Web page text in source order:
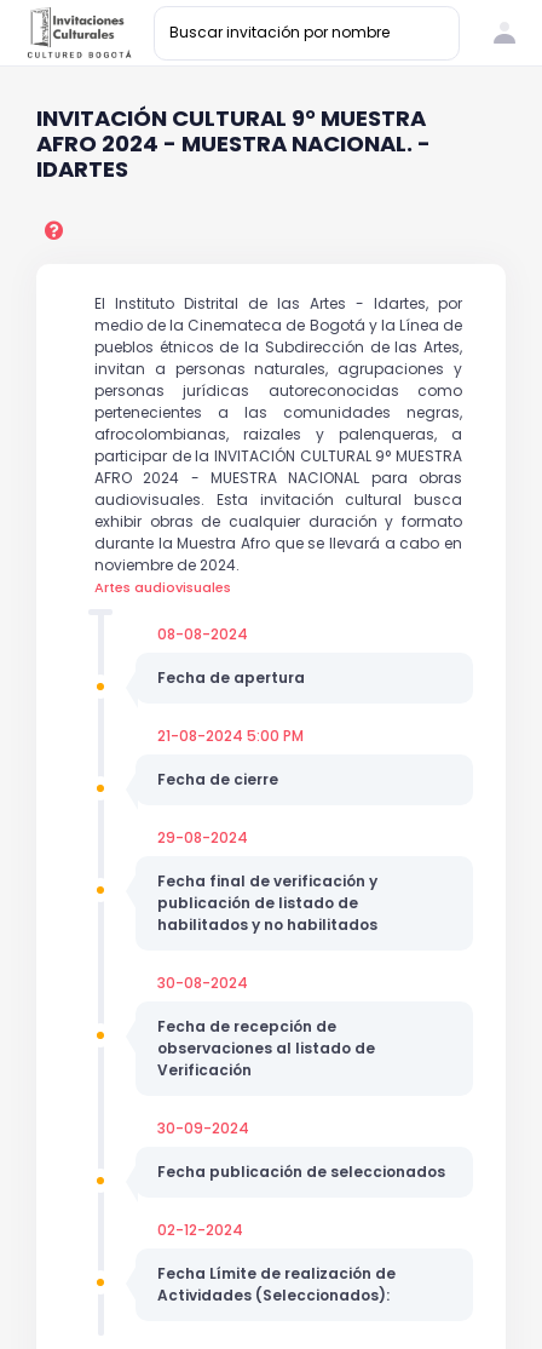
INVITACIÓN CULTURAL 9° MUESTRA
AFRO 2024 - MUESTRA NACIONAL. -
IDARTES
El Instituto Distrital de las Artes - Idartes, por
medio de la Cinemateca de Bogotá y la Línea de
pueblos étnicos de la Subdirección de las Artes,
invitan a personas naturales, agrupaciones y
personas jurídicas autoreconocidas como
pertenecientes a las comunidades negras,
afrocolombianas, raizales y palenqueras, a
participar de la INVITACIÓN CULTURAL 9° MUESTRA
AFRO 2024 - MUESTRA NACIONAL para obras
audiovisuales. Esta invitación cultural busca
exhibir obras de cualquier duración y formato
durante la Muestra Afro que se llevará a cabo en
noviembre de 2024.
Artes audiovisuales
08-08-2024
Fecha de apertura
21-08-2024 5:00 PM
Fecha de cierre
29-08-2024
Fecha final de verificación y
publicación de listado de
habilitados y no habilitados
30-08-2024
Fecha de recepción de
observaciones al listado de
Verificación
30-09-2024
Fecha publicación de seleccionados
02-12-2024
Fecha Límite de realización de
Actividades (Seleccionados):